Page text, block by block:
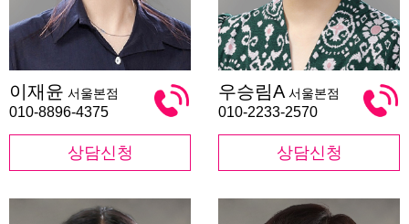
재
윤
이재윤 서울본점
010-8896-4375
상담신청
승
림
우승림A 서울본점
010-2233-2570
상담신청